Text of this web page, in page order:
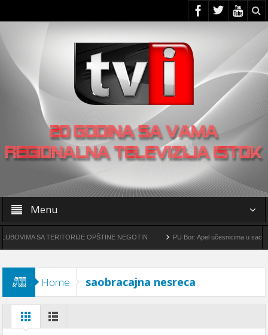
Menu
SA TERITORIJE OPŠTINE NEGOTIN PU Bor: Apel učesnicima u saobraćaju
Home saobracajna nesreca